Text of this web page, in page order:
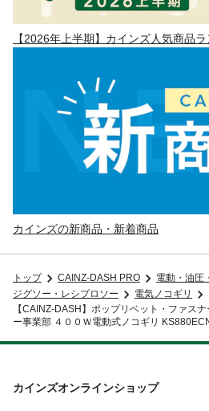
【2026年上半期】カインズ人気商品
カインズの新商品・新着商品
トップ CAINZ-DASH PRO 電動・油圧
ジグソー・レシプロソー
電気ノコギリ
【CAINZ-DASH】ポップリベット・ファス
ー事業部 ４００Ｗ電動式ノコギリ
カインズオンラインショップ